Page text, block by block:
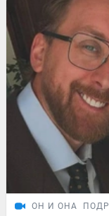
ОН И ОНА